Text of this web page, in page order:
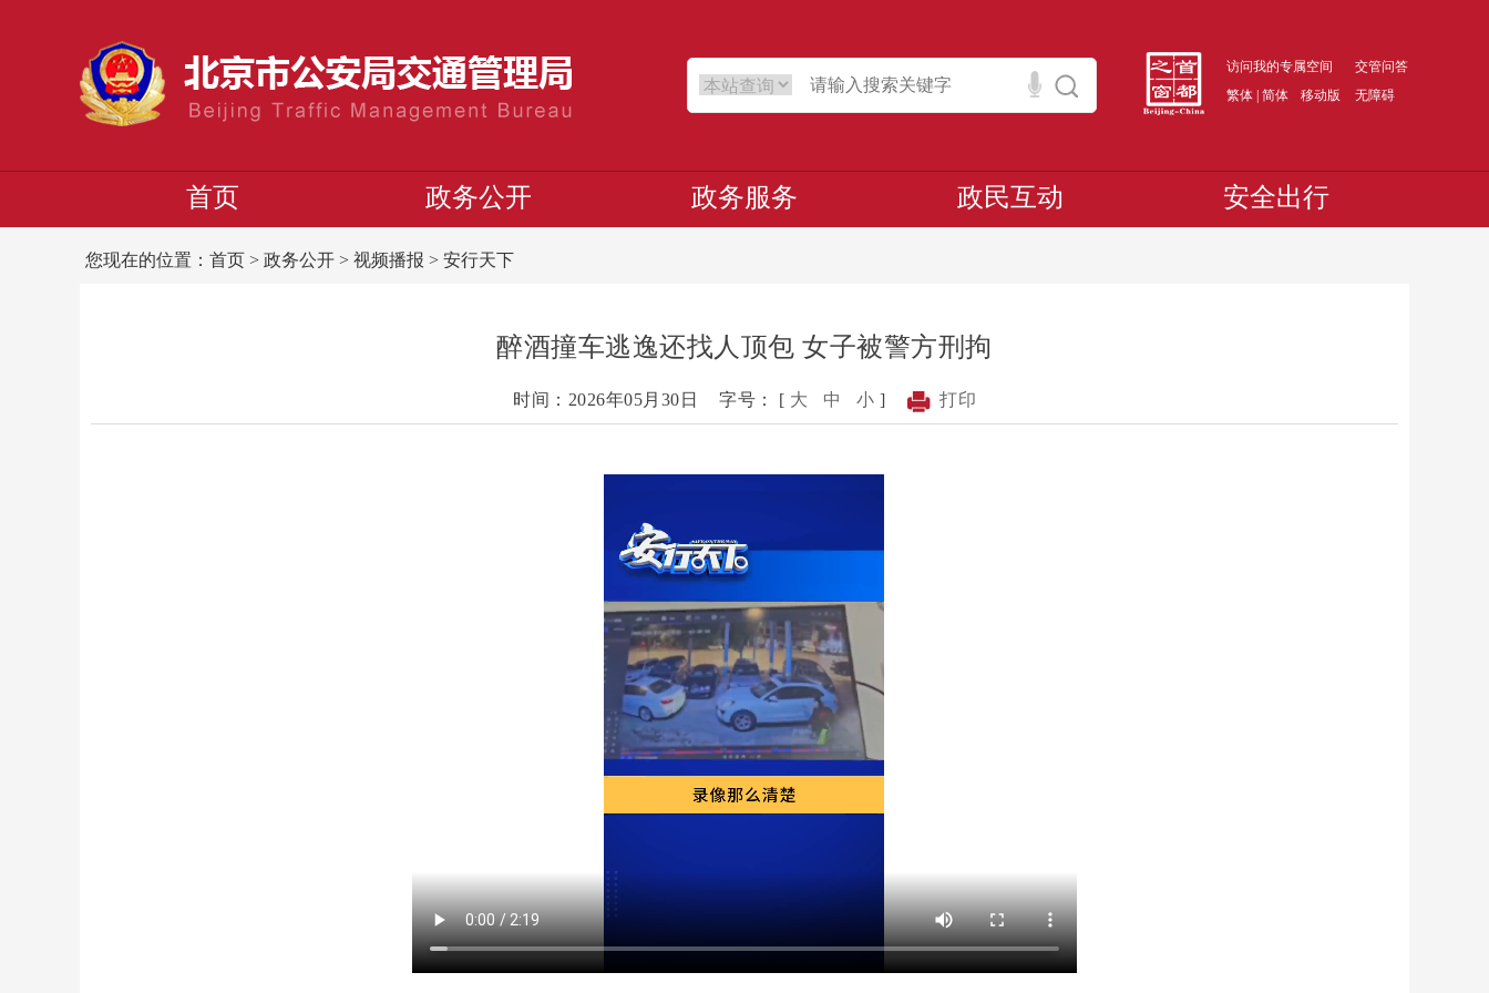
访问我的专属空间
交管问答
繁体 简体 移动版 无障碍
首页 政务公开 政务服务 政民互动 安全出行
您现在的位置： 首页 > 政务公开 > 视频播报 > 安行天下
醉酒撞车逃逸还找人顶包 女子被警方刑拘
时间：2026年05月30日 字号： [ 大 中 小 ] 打印